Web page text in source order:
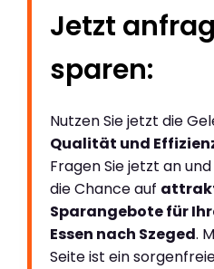
Jetzt
sparen:
Nutzen Sie jetzt die
Qualität und
Fragen Sie jetzt an
die Chance auf
Sparangebote für
Essen nach Szeged.
Seite ist ein